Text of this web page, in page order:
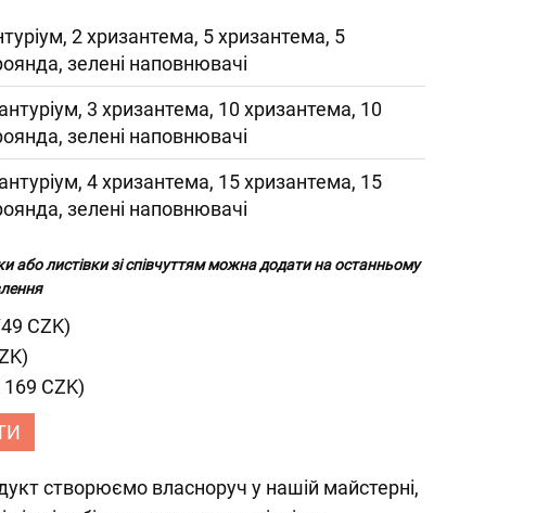
2 хризантема, 5 хризантема, 5
зелені наповнювачі
3 хризантема, 10 хризантема, 10
зелені наповнювачі
4 хризантема, 15 хризантема, 15
зелені наповнювачі
або листівки зі співчуттям можна додати на останньому
CZK)
CZK)
створюємо власноруч у нашій майстерні,